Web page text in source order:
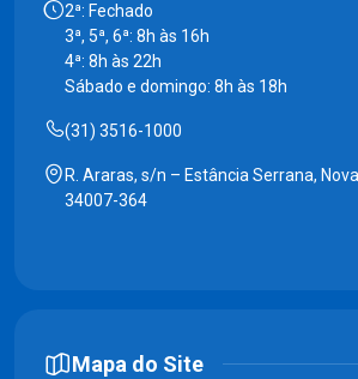
2ª: Fechado
3ª, 5ª, 6ª: 8h às 16h
4ª: 8h às 22h
Sábado e domingo: 8h às 18h
(31) 3516-1000
R. Araras, s/n – Estância Serrana,
34007-364
Mapa do Site